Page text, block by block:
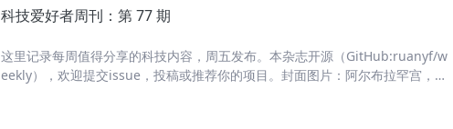
科技爱好者周刊：第 77 期
这里记录每周值得分享的科技内容，周五发布。本杂志开源（GitHub:ruanyf/w
eekly），欢迎提交issue，投稿或推荐你的项目。封面图片：阿尔布拉罕宫，西